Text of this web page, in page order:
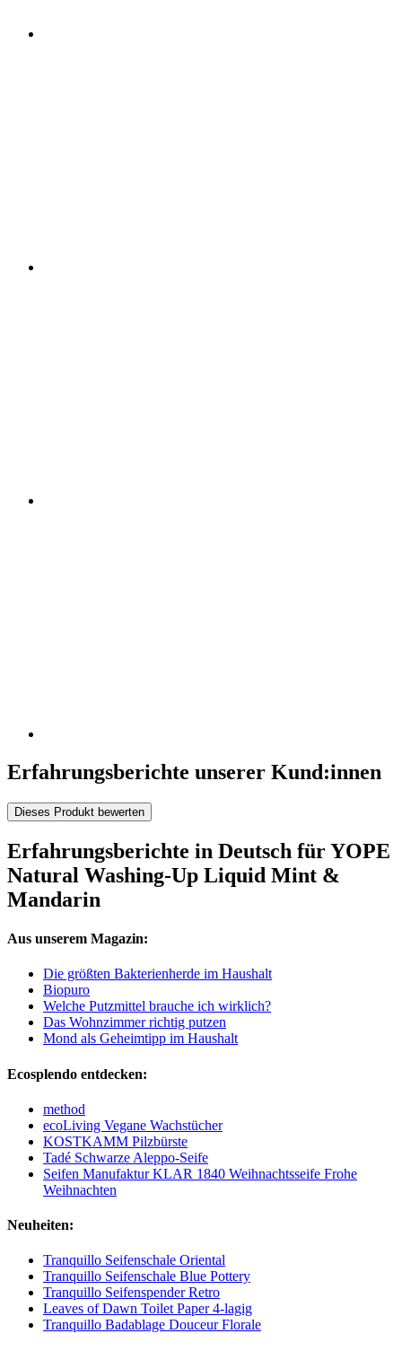
Erfahrungsberichte unserer Kund:innen
Dieses Produkt bewerten
Erfahrungsberichte in Deutsch für YOPE
Natural Washing-Up Liquid Mint &
Mandarin
Aus unserem Magazin:
Die größten Bakterienherde im Haushalt
Biopuro
Welche Putzmittel brauche ich wirklich?
Das Wohnzimmer richtig putzen
Mond als Geheimtipp im Haushalt
Ecosplendo entdecken:
method
ecoLiving Vegane Wachstücher
KOSTKAMM Pilzbürste
Tadé Schwarze Aleppo-Seife
Seifen Manufaktur KLAR 1840 Weihnachtsseife Frohe
Weihnachten
Neuheiten:
Tranquillo Seifenschale Oriental
Tranquillo Seifenschale Blue Pottery
Tranquillo Seifenspender Retro
Leaves of Dawn Toilet Paper 4-lagig
Tranquillo Badablage Douceur Florale